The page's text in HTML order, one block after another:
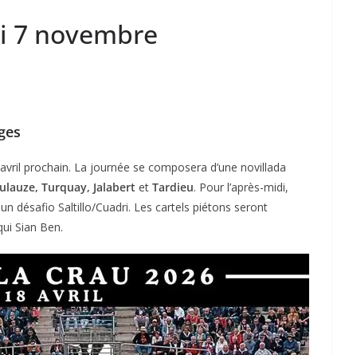
7 novembre
prochain. La journée se composera d’une novillada
Turquay, Jalabert et Tardieu. Pour l’après-midi,
désafio Saltillo/Cuadri. Les cartels piétons seront
Sian Ben.